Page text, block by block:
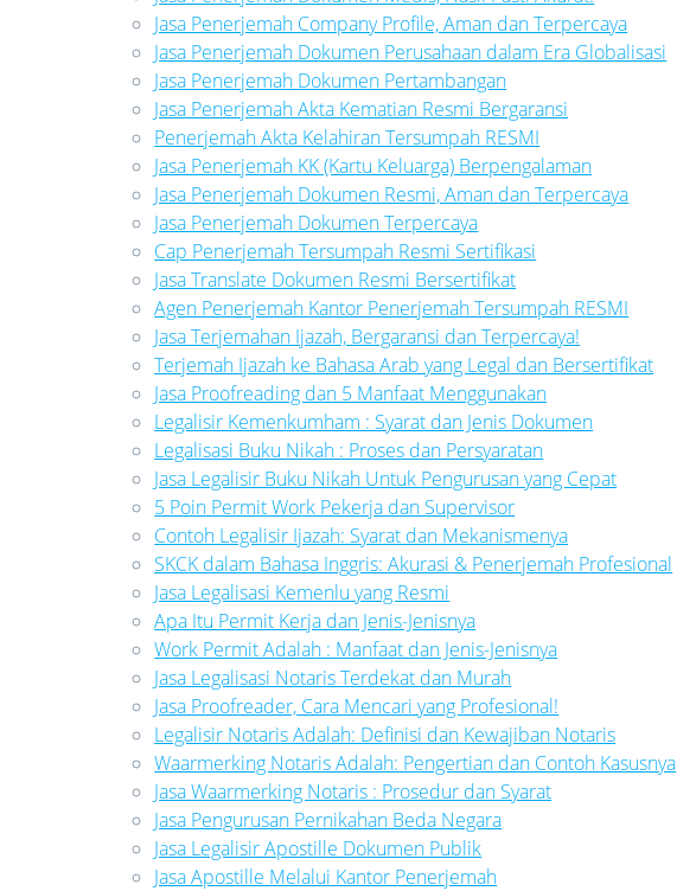
Jasa Penerjemah Company Profile, Aman dan Terpercaya
Jasa Penerjemah Dokumen Perusahaan dalam Era Globalisasi
Jasa Penerjemah Dokumen Pertambangan
Jasa Penerjemah Akta Kematian Resmi Bergaransi
Penerjemah Akta Kelahiran Tersumpah RESMI
Jasa Penerjemah KK (Kartu Keluarga) Berpengalaman
Jasa Penerjemah Dokumen Resmi, Aman dan Terpercaya
Jasa Penerjemah Dokumen Terpercaya
Cap Penerjemah Tersumpah Resmi Sertifikasi
Jasa Translate Dokumen Resmi Bersertifikat
Agen Penerjemah Kantor Penerjemah Tersumpah RESMI
Jasa Terjemahan Ijazah, Bergaransi dan Terpercaya!
Terjemah Ijazah ke Bahasa Arab yang Legal dan Bersertifikat
Jasa Proofreading dan 5 Manfaat Menggunakan
Legalisir Kemenkumham : Syarat dan Jenis Dokumen
Legalisasi Buku Nikah : Proses dan Persyaratan
Jasa Legalisir Buku Nikah Untuk Pengurusan yang Cepat
5 Poin Permit Work Pekerja dan Supervisor
Contoh Legalisir Ijazah: Syarat dan Mekanismenya
SKCK dalam Bahasa Inggris: Akurasi & Penerjemah Profesional
Jasa Legalisasi Kemenlu yang Resmi
Apa Itu Permit Kerja dan Jenis-Jenisnya
Work Permit Adalah : Manfaat dan Jenis-Jenisnya
Jasa Legalisasi Notaris Terdekat dan Murah
Jasa Proofreader, Cara Mencari yang Profesional!
Legalisir Notaris Adalah: Definisi dan Kewajiban Notaris
Waarmerking Notaris Adalah: Pengertian dan Contoh Kasusnya
Jasa Waarmerking Notaris : Prosedur dan Syarat
Jasa Pengurusan Pernikahan Beda Negara
Jasa Legalisir Apostille Dokumen Publik
Jasa Apostille Melalui Kantor Penerjemah